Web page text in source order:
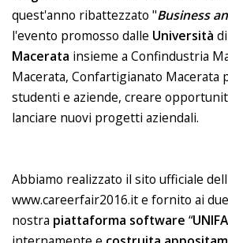
quest'anno ribattezzato "Business
l'evento promosso dalle Università di
Macerata insieme a Confindustria
Macerata, Confartigianato Macerata
studenti e aziende, creare
lanciare nuovi progetti aziendali.
Abbiamo realizzato il sito ufficiale
www.careerfair2016.it e fornito ai
nostra piattaforma software “